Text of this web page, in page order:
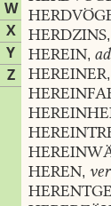
W
X
Y
Z
HERDZINS,
HEREIN,
HEREINER,
HEREN,